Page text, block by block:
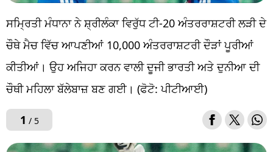
ਸਮ੍ਰਿਤੀ ਮੰਧਾਨਾ ਨੇ ਸ਼੍ਰੀਲੰਕਾ ਵਿਰੁੱਧ ਟੀ-20 ਅੰਤਰਰਾਸ਼ਟਰੀ ਲੜੀ ਦੇ
ਚੌਥੇ ਮੈਚ ਵਿੱਚ ਆਪਣੀਆਂ 10,000 ਅੰਤਰਰਾਸ਼ਟਰੀ ਦੌੜਾਂ ਪੂਰੀਆਂ
ਕੀਤੀਆਂ। ਉਹ ਅਜਿਹਾ ਕਰਨ ਵਾਲੀ ਦੂਜੀ ਭਾਰਤੀ ਅਤੇ ਦੁਨੀਆ ਦੀ
ਚੌਥੀ ਮਹਿਲਾ ਬੱਲੇਬਾਜ਼ ਬਣ ਗਈ। (ਫੋਟੋ: ਪੀਟੀਆਈ)
1 / 5